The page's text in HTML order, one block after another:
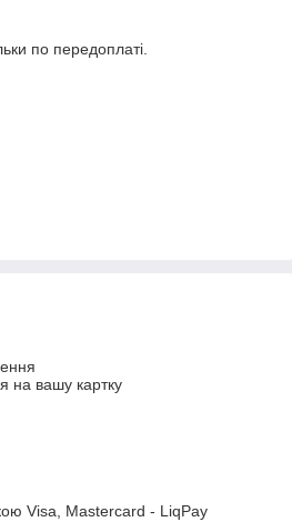
по передоплаті.
на вашу картку
Visa, Mastercard - LiqPay